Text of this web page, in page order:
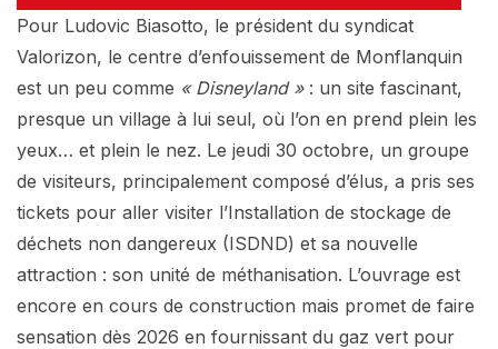
Pour Ludovic Biasotto, le président du syndicat
Valorizon, le centre d’enfouissement de Monflanquin
est un peu comme « Disneyland » : un site fascinant,
presque un village à lui seul, où l’on en prend plein les
yeux… et plein le nez. Le jeudi 30 octobre, un groupe
de visiteurs, principalement composé d’élus, a pris ses
tickets pour aller visiter l’Installation de stockage de
déchets non dangereux (ISDND) et sa nouvelle
attraction : son unité de méthanisation. L’ouvrage est
encore en cours de construction mais promet de faire
sensation dès 2026 en fournissant du gaz vert pour